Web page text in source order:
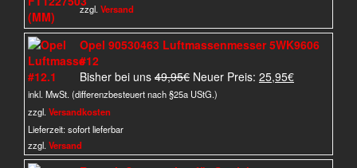
zzgl. Versand
Opel 90530463 Luftmassenmesser 5WK9606
#12
Bisher bei uns 49,95€ Ursprünglicher
Preis
Neuer Preis: 25,95€Aktueller
inkl. MwSt. (differenzbesteuert nach §25a UStG.)
zzgl. Versandkosten
Lieferzeit:sofort lieferbar
zzgl. Versand